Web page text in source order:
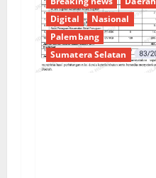
Digital
Nasional
Palembang
Sumatera Selatan